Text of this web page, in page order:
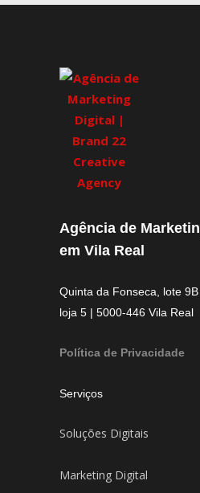
Agência de
em Vila Real
Quinta da Fonseca, lote
loja 5 | 5000-446 Vila Real
Política de Privacidade
Serviços
Soluções Digitais
Marketing Digital